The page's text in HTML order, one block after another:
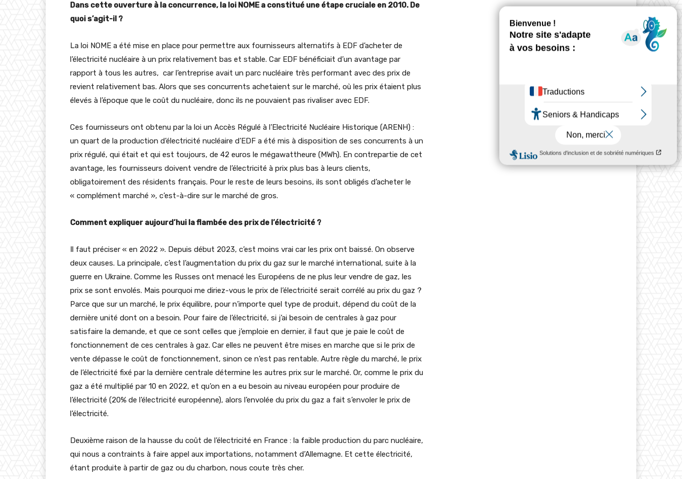
Dans cette ouverture à la concurrence, la loi NOME a constitué une étape cruciale en 2010. De
quoi s’agit-il ?
La loi NOME a été mise en place pour permettre aux fournisseurs alternatifs à EDF d’acheter de
l’électricité nucléaire à un prix relativement bas et stable. Car EDF bénéficiait d’un avantage par
rapport à tous les autres, car l’entreprise avait un parc nucléaire très performant avec des prix de
revient relativement bas. Alors que ses concurrents achetaient sur le marché, où les prix étaient plus
élevés à l’époque que le coût du nucléaire, donc ils ne pouvaient pas rivaliser avec EDF.
Ces fournisseurs ont obtenu par la loi un Accès Régulé à l’Electricité Nucléaire Historique (ARENH) :
un quart de la production d’électricité nucléaire d’EDF a été mis à disposition de ses concurrents à un
prix régulé, qui était et qui est toujours, de 42 euros le mégawattheure (MWh). En contrepartie de cet
avantage, les fournisseurs doivent vendre de l’électricité à prix plus bas à leurs clients,
obligatoirement des résidents français. Pour le reste de leurs besoins, ils sont obligés d’acheter le
« complément marché », c’est-à-dire sur le marché de gros.
Comment expliquer aujourd’hui la flambée des prix de l’électricité ?
Il faut préciser « en 2022 ». Depuis début 2023, c’est moins vrai car les prix ont baissé. On observe
deux causes. La principale, c’est l’augmentation du prix du gaz sur le marché international, suite à la
guerre en Ukraine. Comme les Russes ont menacé les Européens de ne plus leur vendre de gaz, les
prix se sont envolés. Mais pourquoi me diriez-vous le prix de l’électricité serait corrélé au prix du gaz ?
Parce que sur un marché, le prix équilibre, pour n’importe quel type de produit, dépend du coût de la
dernière unité dont on a besoin. Pour faire de l’électricité, si j’ai besoin de centrales à gaz pour
satisfaire la demande, et que ce sont celles que j’emploie en dernier, il faut que je paie le coût de
fonctionnement de ces centrales à gaz. Car elles ne peuvent être mises en marche que si le prix de
vente dépasse le coût de fonctionnement, sinon ce n’est pas rentable. Autre règle du marché, le prix
de l’électricité fixé par la dernière centrale détermine les autres prix sur le marché. Or, comme le prix du
gaz a été multiplié par 10 en 2022, et qu’on en a eu besoin au niveau européen pour produire de
l’électricité (20% de l’électricité européenne), alors l’envolée du prix du gaz a fait s’envoler le prix de
l’électricité.
Deuxième raison de la hausse du coût de l’électricité en France : la faible production du parc nucléaire,
qui nous a contraints à faire appel aux importations, notamment d’Allemagne. Et cette électricité,
étant produite à partir de gaz ou du charbon, nous coute très cher.